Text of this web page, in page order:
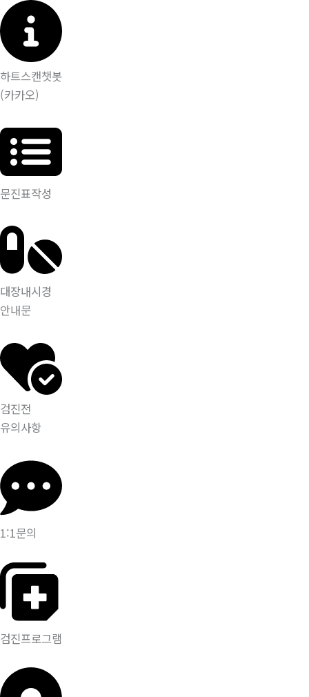
하트스캔챗봇
(카카오)
문진표작성
대장내시경
안내문
검진전
유의사항
1:1문의
검진프로그램